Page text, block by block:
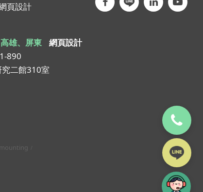
頁設計
雄、屏東
網頁設計
890
二館310室